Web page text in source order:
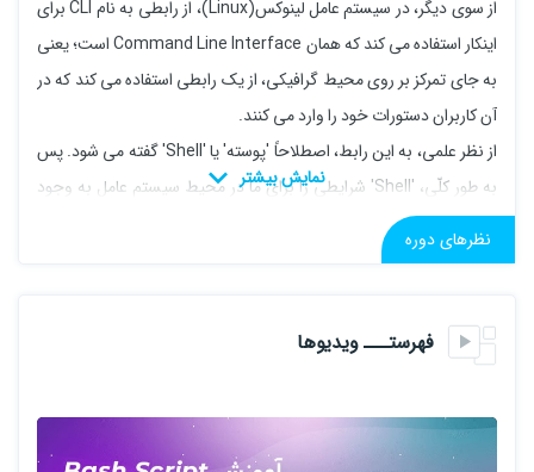
از سوی دیگر، در سیستم عامل لینوکس(Linux)، از رابطی به نام CLI برای
اینکار استفاده می کند که همان Command Line Interface است؛ یعنی
به جای تمرکز بر روی محیط گرافیکی، از یک رابطی استفاده می کند که در
آن کاربران دستورات خود را وارد می کنند.
از نظر علمی، به این رابط، اصطلاحاً 'پوسته' یا 'Shell' گفته می شود. پس
به طور کلّی، 'Shell' شرایطی را برای ما در محیط سیستم عامل به وجود
می آورد که بتوانیم از امکاناتی که در آن سیستم عامل گنجانده شده
بیشترین بهره را ببریم.
Bash, TCSH, ZShell, Bourne Shell, . . .
نظرهای دوره
فهرستـــ ویدیوها